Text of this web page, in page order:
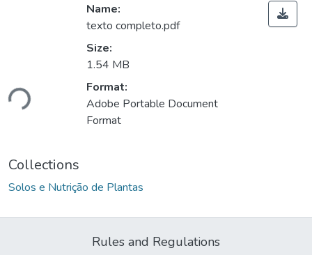
Loading...
Name:
texto completo.pdf
Size:
1.54 MB
Format:
Adobe Portable Document
Format
Collections
Solos e Nutrição de Plantas
Rules and Regulations